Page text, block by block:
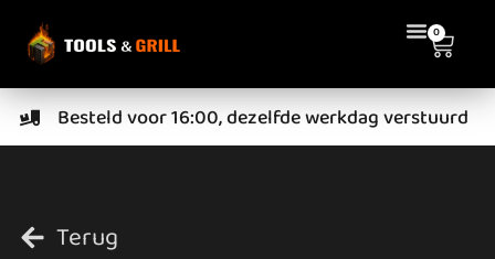
0
Besteld voor 16:00, dezelfde werkdag verstuurd
Terug